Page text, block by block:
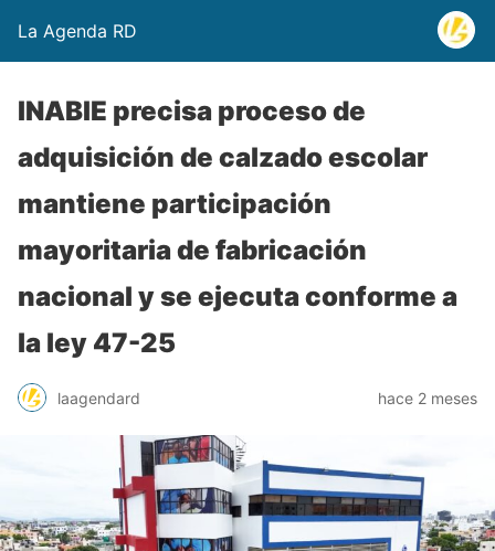
La Agenda RD
INABIE precisa proceso de
adquisición de calzado escolar
mantiene participación
mayoritaria de fabricación
nacional y se ejecuta conforme a
la ley 47-25
laagendard hace 2 meses